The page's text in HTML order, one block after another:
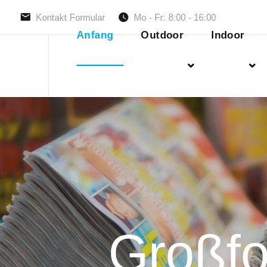
Kontakt Formular Mo - Fr: 8:00 - 16:00
Anfang Outdoor Indoor